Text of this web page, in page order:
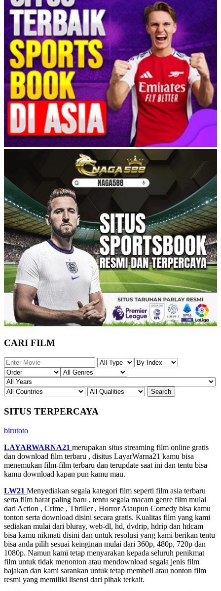
CARI FILM
SITUS TERPERCAYA
birutoto
LAYARWARNA21 merupakan situs streaming film online gratis
dan download film terbaru , disitus LayarWarna21 kamu bisa
menemukan film-film terbaru dan terupdate saat ini dan tentu bisa
kamu download kapan pun kamu mau.
LW21 Menyediakan segala kategori film seperti film asia terbaru
serta film barat paling baru , tentu segala macam genre film mulai
dari Action , Crime , Thriller , Horror Ataupun Comedy bisa kamu
tonton serta download disini secara gratis. Kualitas film yang kami
sediakan mulai dari bluray, web-dl, hd, dvdrip, hdrip dan hdcam
bisa kamu nikmati disini dan untuk resolusi yang kami berikan tentu
bisa anda pilih sesuai keinginan mulai dari 360p, 480p, 720p dan
1080p. Namun kami tetap menyarakan kepada seluruh penikmat
film untuk tidak menonton atau mendownload segala jenis film
bajakan dan kami sarankan untuk tetap membeli atau nonton film
resmi yang memiliki lisensi dari pihak terkait.